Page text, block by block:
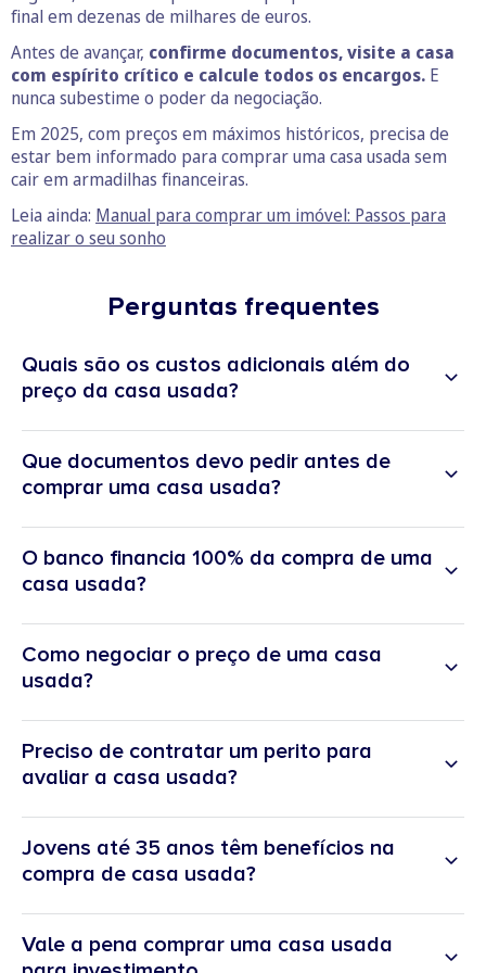
final em dezenas de milhares de euros.
Antes de avançar, confirme documentos, visite a casa
com espírito crítico e calcule todos os encargos. E
nunca subestime o poder da negociação.
Em 2025, com preços em máximos históricos, precisa de
estar bem informado para comprar uma casa usada sem
cair em armadilhas financeiras.
Leia ainda: Manual para comprar um imóvel: Passos para
realizar o seu sonho
Perguntas frequentes
Quais são os custos adicionais além do
preço da casa usada?
escritura e registo, comissões bancárias, seguros obrigatórios do
crédito habitação e, muitas vezes, custos com obras de melhoria.
Que documentos devo pedir antes de
comprar uma casa usada?
condomínio.
O banco financia 100% da compra de uma
casa usada?
segundas habitações, o limite é 80%.
Como negociar o preço de uma casa
usada?
Preciso de contratar um perito para
avaliar a casa usada?
Jovens até 35 anos têm benefícios na
compra de casa usada?
Vale a pena comprar uma casa usada